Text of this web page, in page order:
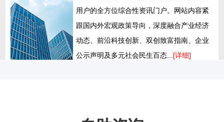
用户的全方位综合性资讯门户。网站内容紧
跟国内外宏观政策导向，深度融合产业经济
动态、前沿科技创新、双创致富指南、企业
公示声明及多元社会民生百态... [详细]